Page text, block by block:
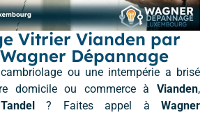
Vitrier Vianden par
Dépannage
ou une intempérie a brisé
domicile ou commerce à Vianden,
Tandel? Faites appel àWagner